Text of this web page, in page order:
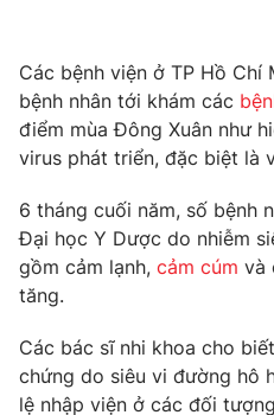
Thế giới đó đây
Câu chuyện quốc tế
Kinh tế
Tài chính
Thị trường
Góc doanh nghiệp
Dữ liệu và đời sống
Truyền hình
Phim VTV
Hậu trường
Nhân vật
Khán giả
Giải trí
Âm nhạc
Đời sống
Du lịch
Các bệnh viện ở TP Hồ Chí
bệnh nhân tới khám các
điểm mùa Đông Xuân như
virus phát triển, đặc biệt là
6 tháng cuối năm, số bệnh
Đại học Y Dược do nhiễm
gồm cảm lạnh, cảm cúm và
tăng.
Các bác sĩ nhi khoa cho
chứng do siêu vi đường hô
lệ nhập viện ở các đối